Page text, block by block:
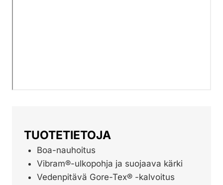
TUOTETIETOJA
Boa-nauhoitus
Vibram®-ulkopohja ja suojaava kärki
Vedenpitävä Gore-Tex® -kalvoitus